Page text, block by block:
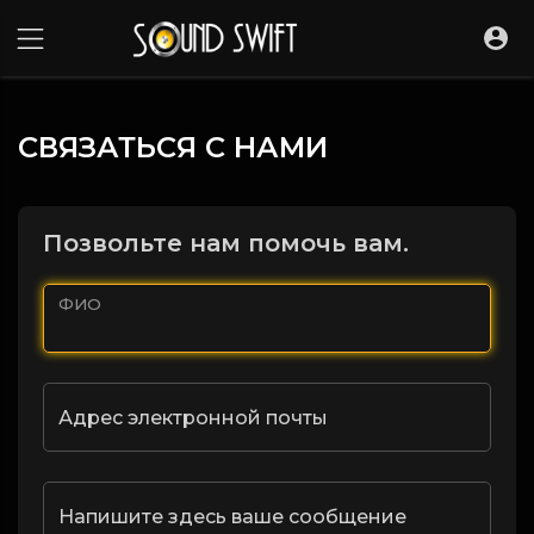
СВЯЗАТЬСЯ С НАМИ
Позвольте нам помочь вам.
ФИО
Адрес электронной почты
Напишите здесь ваше сообщение